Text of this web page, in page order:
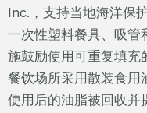
Inc.，支持当地海洋保护
一次性塑料餐具、吸管
施鼓励使用可重复填充
餐饮场所采用散装食用
使用后的油脂被回收并